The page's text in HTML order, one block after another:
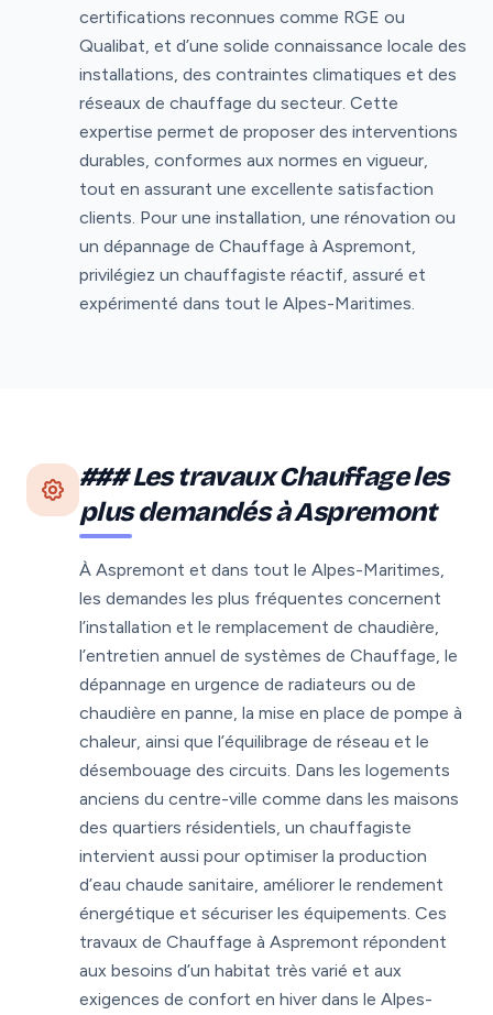
certifications reconnues comme RGE ou
Qualibat, et d’une solide connaissance locale des
installations, des contraintes climatiques et des
réseaux de chauffage du secteur. Cette
expertise permet de proposer des interventions
durables, conformes aux normes en vigueur,
tout en assurant une excellente satisfaction
clients. Pour une installation, une rénovation ou
un dépannage de Chauffage à Aspremont,
privilégiez un chauffagiste réactif, assuré et
expérimenté dans tout le Alpes-Maritimes.
### Les travaux Chauffage les
plus demandés à Aspremont
À Aspremont et dans tout le Alpes-Maritimes,
les demandes les plus fréquentes concernent
l’installation et le remplacement de chaudière,
l’entretien annuel de systèmes de Chauffage, le
dépannage en urgence de radiateurs ou de
chaudière en panne, la mise en place de pompe à
chaleur, ainsi que l’équilibrage de réseau et le
désembouage des circuits. Dans les logements
anciens du centre-ville comme dans les maisons
des quartiers résidentiels, un chauffagiste
intervient aussi pour optimiser la production
d’eau chaude sanitaire, améliorer le rendement
énergétique et sécuriser les équipements. Ces
travaux de Chauffage à Aspremont répondent
aux besoins d’un habitat très varié et aux
exigences de confort en hiver dans le Alpes-